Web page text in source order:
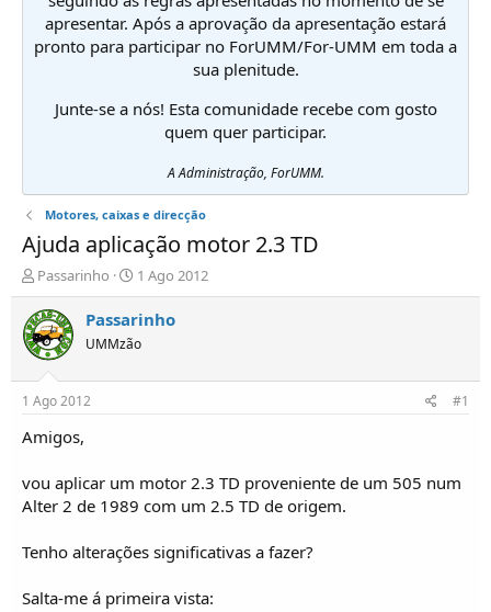
apresentar. Após a aprovação da apresentação estará
pronto para participar no ForUMM/For-UMM em toda a
sua plenitude.
Junte-se a nós! Esta comunidade recebe com gosto
quem quer participar.
A Administração, ForUMM.
Motores, caixas e direcção
Ajuda aplicação motor 2.3 TD
I
n
i
c
i
d
o
r
T
ó
i
o
Passarinho
D
a
t
d
o
1 Ago 2012
Passarinho
UMMzão
1 Ago 2012 #1
Amigos,
vou aplicar um motor 2.3 TD proveniente de um 505 num
Alter 2 de 1989 com um 2.5 TD de origem.
Tenho alterações significativas a fazer?
Salta-me á primeira vista: